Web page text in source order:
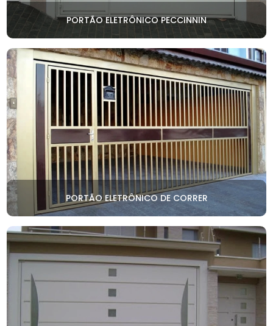
PORTÃO ELETRÔNICO PECCINNIN
PORTÃO ELETRÔNICO DE CORRER